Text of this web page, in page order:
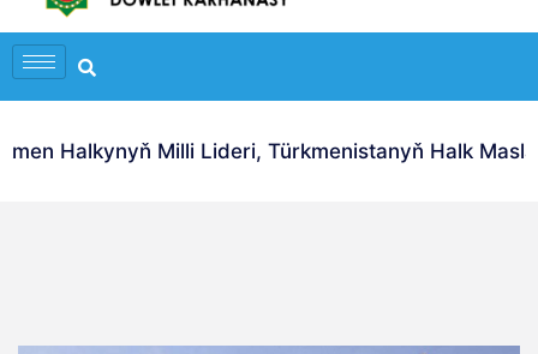
Halkynyň Milli Lideri, Türkmenistanyň Halk